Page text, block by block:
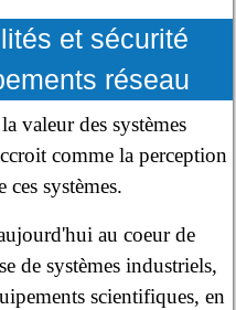
et sécurité
réseau
valeur des systèmes
comme la perception
ces systèmes.
au coeur de
de systèmes industriels,
scientifiques, en